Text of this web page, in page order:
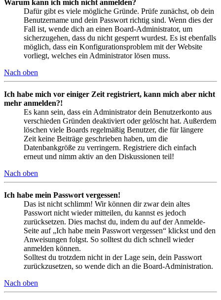
Warum kann ich mich nicht anmelden?
Dafür gibt es viele mögliche Gründe. Prüfe zunächst, ob dein
Benutzername und dein Passwort richtig sind. Wenn dies der
Fall ist, wende dich an einen Board-Administrator, um
sicherzugehen, dass du nicht gesperrt wurdest. Es ist ebenfalls
möglich, dass ein Konfigurationsproblem mit der Website
vorliegt, welches ein Administrator lösen muss.
Nach oben
Ich habe mich vor einiger Zeit registriert, kann mich aber nicht
mehr anmelden?!
Es kann sein, dass ein Administrator dein Benutzerkonto aus
verschieden Gründen deaktiviert oder gelöscht hat. Außerdem
löschen viele Boards regelmäßig Benutzer, die für längere
Zeit keine Beiträge geschrieben haben, um die
Datenbankgröße zu verringern. Registriere dich einfach
erneut und nimm aktiv an den Diskussionen teil!
Nach oben
Ich habe mein Passwort vergessen!
Das ist nicht schlimm! Wir können dir zwar dein altes
Passwort nicht wieder mitteilen, du kannst es jedoch
zurücksetzen. Dies machst du, indem du auf der Anmelde-
Seite auf „Ich habe mein Passwort vergessen“ klickst und den
Anweisungen folgst. So solltest du dich schnell wieder
anmelden können.
Solltest du trotzdem nicht in der Lage sein, dein Passwort
zurückzusetzen, so wende dich an die Board-Administration.
Nach oben